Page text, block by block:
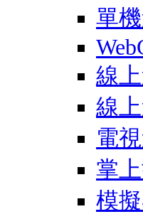
單
線
線
電
掌
模